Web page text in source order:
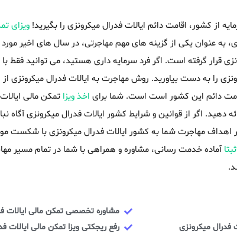
از کشور، اقامت دائم ایالات فدرال میکرونزی را بگیرید! ویزای
به عنوان یکی از گزینه های مهم مهاجرتی، در سال های اخیر مورد
قرار گرفته است. اگر فرد سرمایه داری هستید، می توانید فقط با
را به دست بیاورید. روش مهاجرت به ایالات فدرال میکرونزی
دائم این کشور است است. شما برای اخذ ویزا تمکن مالی
دهید. اگر از قوانین و شرایط کشور ایالات فدرال میکرونزی
اهداف مهاجرت شما به کشور ایالات فدرال میکرونزی با شکست
آماده خدمت رسانی، مشاوره و همراهی با شما در تمام مسیر
فدرال میکرونزی
مشاوره تخصصی تمکن مالی ایالات
رفع ریجکتی ویزا تمکن مالی ایالات